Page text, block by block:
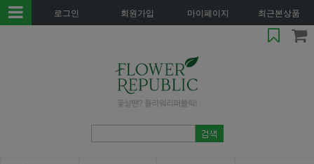
로그인 회원가입 마이페이지 최근본상품